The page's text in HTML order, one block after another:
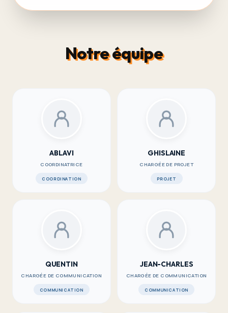
Notre équipe
ABLAVI
COORDINATRICE
COORDINATION
GHISLAINE
CHARGÉE DE PROJET
PROJET
QUENTIN
CHARGÉE DE COMMUNICATION
COMMUNICATION
JEAN-CHARLES
CHARGÉE DE COMMUNICATION
COMMUNICATION